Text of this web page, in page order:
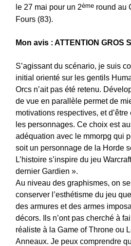
le 27 mai pour un 2ème round au
Fours (83).
Mon avis : ATTENTION GROS
S’agissant du scénario, je suis
initial orienté sur les gentils
Orcs n’ait pas été retenu.
de vue en parallèle permet de
motivations respectives, et
les personnages. Ce choix est
adéquation avec le mmorpg qui
soit un personnage de la Horde
L’histoire s’inspire du jeu
dernier Gardien ».
Au niveau des graphismes, on
conserver l’esthétisme du jeu
des armures et des armes
décors. Ils n’ont pas cherché à
réaliste à la Game of Throne ou
Anneaux. Je peux comprendre